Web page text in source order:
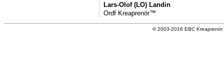
Lars-Olof (LO) Landin
Ordf Kreaprenör™
© 2003-2016 EBC Kreaprenör